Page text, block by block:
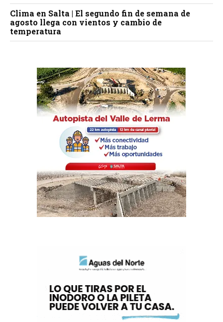
Clima en Salta | El segundo fin de semana de
agosto llega con vientos y cambio de
temperatura